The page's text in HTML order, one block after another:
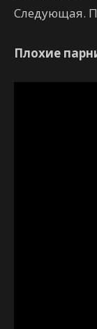
Следующая.
Плохие